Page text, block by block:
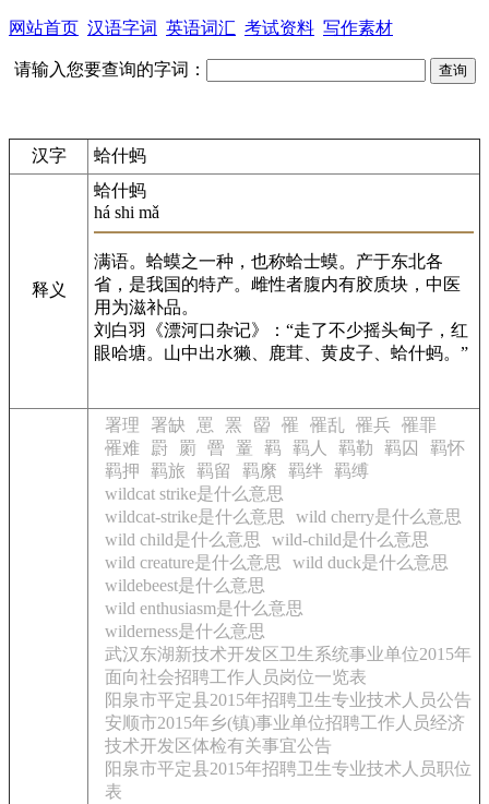
网站首页 汉语字词 英语词汇 考试资料 写作素材
请输入您要查询的字词：
汉字 蛤什蚂
释义
蛤什蚂
há shi mǎ
满语。蛤蟆之一种，也称蛤士蟆。产于东北各
省，是我国的特产。雌性者腹内有胶质块，中医
用为滋补品。
刘白羽《漂河口杂记》：“走了不少摇头甸子，红
眼哈塘。山中出水獭、鹿茸、黄皮子、蛤什蚂。”
署理 署缺 罳 罴 罶 罹 罹乱 罹兵 罹罪
罹难
罻 罽 罾 罿 羁 羁人 羁勒 羁囚
羁怀
羁押
羁旅 羁留 羁縻 羁绊 羁缚
wildcat strike是什么意思
wildcat-strike是什么意思
wild cherry是什么意思
wild child是什么意思
wild-child是什么意思
wild creature是什么意思
wild duck是什么意思
wildebeest是什么意思
wild enthusiasm是什么意思
wilderness是什么意思
武汉东湖新技术开发区卫生系统事业单位2015年
面向社会招聘工作人员岗位一览表
阳泉市平定县2015年招聘卫生专业技术人员公告
安顺市2015年乡(镇)事业单位招聘工作人员经济
技术开发区体检有关事宜公告
阳泉市平定县2015年招聘卫生专业技术人员职位
表